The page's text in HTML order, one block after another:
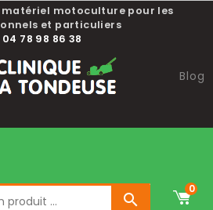
motoculture pour les
et particuliers
04 78 98 86 38
Blog

0